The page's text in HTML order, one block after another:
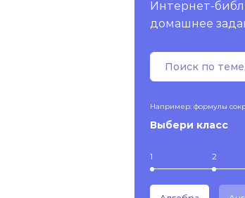
Интернет-
домашнее
Например: формулы
Выбери класс
1 2